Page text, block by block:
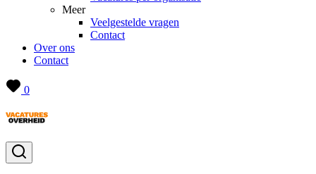
Meer
Veelgestelde vragen
Contact
Over ons
Contact
0